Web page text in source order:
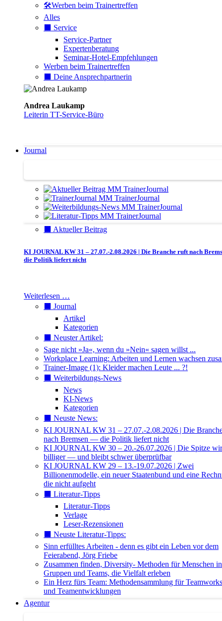
🛠️Werben beim Trainertreffen
Alles
⬛️ Service
Service-Partner
Expertenberatung
Seminar-Hotel-Empfehlungen
Werben beim Trainertreffen
⬛️ Deine Ansprechpartnerin
Andrea Laukamp
Leiterin TT-Service-Büro
Journal
⬛️ Aktueller Beitrag
KI JOURNAL KW 31 – 27.07.-2.08.2026 | Die Branche ruft nach
die Politik liefert nicht
Weiterlesen …
⬛️ Journal
Artikel
Kategorien
⬛️ Neuster Artikel:
Sage nicht »Ja«, wenn du »Nein« sagen willst ...
Workplace Learning: Arbeiten und Lernen wachsen
Trainer-Image (1): Kleider machen Leute ... ?!
⬛️ Weiterbildungs-News
News
KI-News
Kategorien
⬛️ Neuste News:
KI JOURNAL KW 31 – 27.07.-2.08.2026 | Die
nach Bremsen — die Politik liefert nicht
KI JOURNAL KW 30 – 20.-26.07.2026 | Die Spitze
billiger — und bleibt schwer überprüfbar
KI JOURNAL KW 29 – 13.-19.07.2026 | Zwei
Billionenmodelle, ein neuer Staatenbund und eine
die nicht aufgeht
⬛️ Literatur-Tipps
Literatur-Tipps
Verlage
Leser-Rezensionen
⬛️ Neuste Literatur-Tipps:
Sinn erfülltes Arbeiten - denn es gibt ein Leben vor dem
Feierabend, Jörg Friebe
Zusammen finden, Diversity- Methoden für Menschen in
Gruppen und Teams, die Vielfalt erleben
Ein Herz fürs Team: Methodensammlung für
und Teamentwicklungen
Agentur